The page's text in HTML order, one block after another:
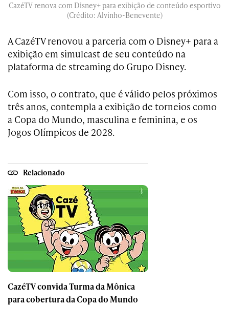
CazéTV renova com Disney+ para exibição de conteúdo esportivo
(Crédito: Alvinho-Benevente)
A CazéTV renovou a parceria com o Disney+ para a
exibição em simulcast de seu conteúdo na
plataforma de streaming do Grupo Disney.
Com isso, o contrato, que é válido pelos próximos
três anos, contempla a exibição de torneios como
a Copa do Mundo, masculina e feminina, e os
Jogos Olímpicos de 2028.
Relacionado
CazéTV convida Turma da Mônica
para cobertura da Copa do Mundo